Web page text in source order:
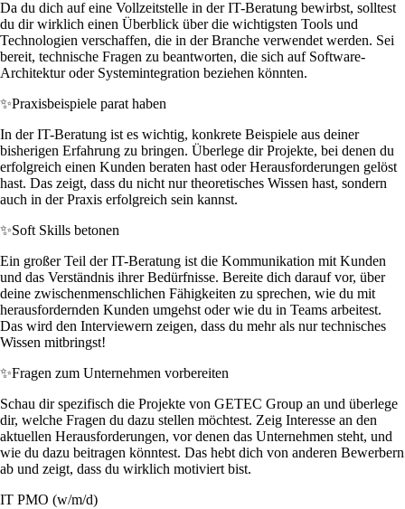
Da du dich auf eine Vollzeitstelle in der IT-Beratung bewirbst, solltest
du dir wirklich einen Überblick über die wichtigsten Tools und
Technologien verschaffen, die in der Branche verwendet werden. Sei
bereit, technische Fragen zu beantworten, die sich auf Software-
Architektur oder Systemintegration beziehen könnten.
✨Praxisbeispiele parat haben
In der IT-Beratung ist es wichtig, konkrete Beispiele aus deiner
bisherigen Erfahrung zu bringen. Überlege dir Projekte, bei denen du
erfolgreich einen Kunden beraten hast oder Herausforderungen gelöst
hast. Das zeigt, dass du nicht nur theoretisches Wissen hast, sondern
auch in der Praxis erfolgreich sein kannst.
✨Soft Skills betonen
Ein großer Teil der IT-Beratung ist die Kommunikation mit Kunden
und das Verständnis ihrer Bedürfnisse. Bereite dich darauf vor, über
deine zwischenmenschlichen Fähigkeiten zu sprechen, wie du mit
herausfordernden Kunden umgehst oder wie du in Teams arbeitest.
Das wird den Interviewern zeigen, dass du mehr als nur technisches
Wissen mitbringst!
✨Fragen zum Unternehmen vorbereiten
Schau dir spezifisch die Projekte von GETEC Group an und überlege
dir, welche Fragen du dazu stellen möchtest. Zeig Interesse an den
aktuellen Herausforderungen, vor denen das Unternehmen steht, und
wie du dazu beitragen könntest. Das hebt dich von anderen Bewerbern
ab und zeigt, dass du wirklich motiviert bist.
IT PMO (w/m/d)